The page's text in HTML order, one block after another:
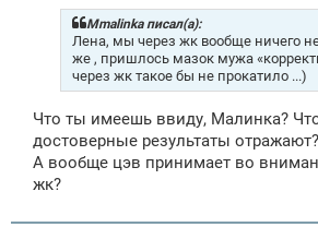
Mmalinka писал(а):
Лена, мы через жк вообще ничего
же , пришлось мазок мужа
через жк такое бы не прокатило ...)
Что ты имеешь ввиду, Малинка?
достоверные результаты отражают?
А вообще цэв принимает во
жк?